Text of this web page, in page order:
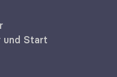
und Start